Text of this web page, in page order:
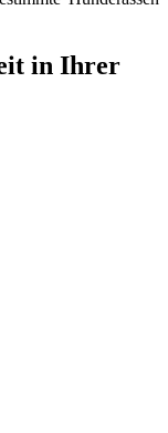
in Ihrer